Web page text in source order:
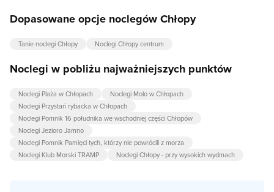
Dopasowane opcje noclegów Chłopy
Tanie noclegi Chłopy Noclegi Chłopy centrum
Noclegi w pobliżu najważniejszych punktów
Noclegi Plaża w Chłopach
Noclegi Molo w Chłopach
Noclegi Przystań rybacka w Chłopach
Noclegi Pomnik 16 południka we wschodniej części Chłopów
Noclegi Jezioro Jamno
Noclegi Pomnik Pamięci tych, którzy nie powrócili z morza
Noclegi Klub Morski TRAMP
Noclegi Chłopy - przy wysokich wydmach